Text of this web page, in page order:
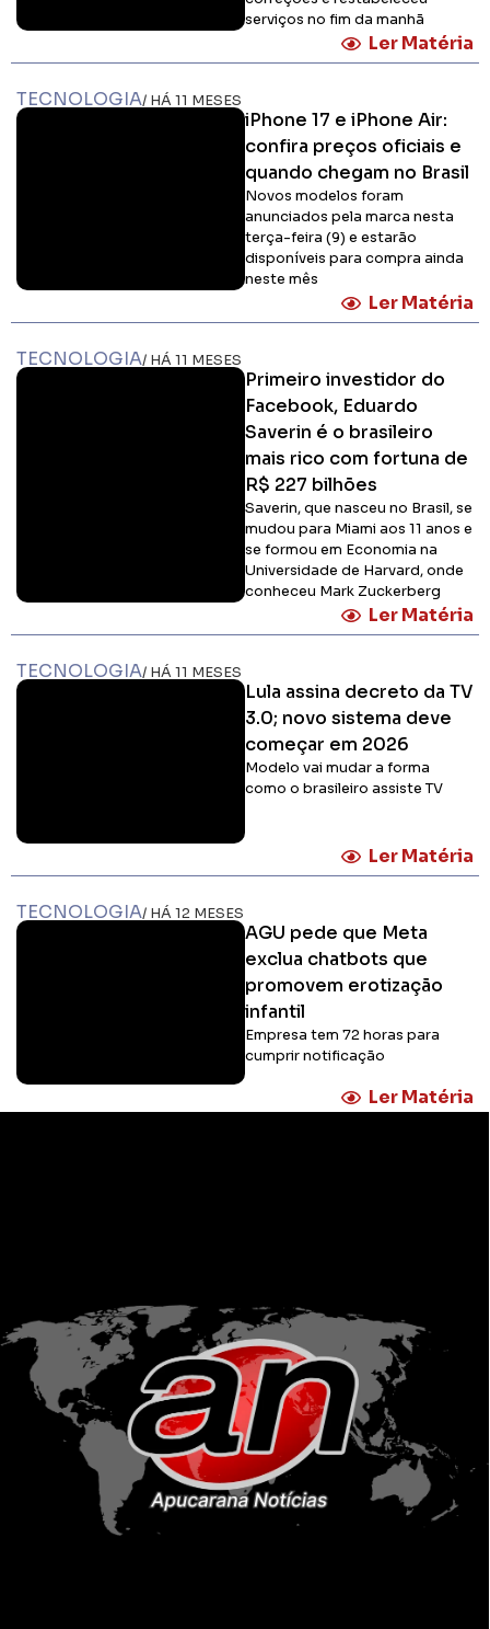
serviços no fim da manhã
Ler Matéria
TECNOLOGIA/ HÁ 11 MESES
iPhone 17 e iPhone Air:
confira preços oficiais e
quando chegam no Brasil
Novos modelos foram
anunciados pela marca nesta
terça-feira (9) e estarão
disponíveis para compra ainda
neste mês
Ler Matéria
TECNOLOGIA/ HÁ 11 MESES
Primeiro investidor do
Facebook, Eduardo
Saverin é o brasileiro
mais rico com fortuna de
R$ 227 bilhões
Saverin, que nasceu no Brasil, se
mudou para Miami aos 11 anos e
se formou em Economia na
Universidade de Harvard, onde
conheceu Mark Zuckerberg
Ler Matéria
TECNOLOGIA/ HÁ 11 MESES
Lula assina decreto da TV
3.0; novo sistema deve
começar em 2026
Modelo vai mudar a forma
como o brasileiro assiste TV
Ler Matéria
TECNOLOGIA/ HÁ 12 MESES
AGU pede que Meta
exclua chatbots que
promovem erotização
infantil
Empresa tem 72 horas para
cumprir notificação
Ler Matéria